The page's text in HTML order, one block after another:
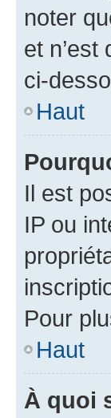
noter
et
ci-
Haut
Il est
IP ou
Pour
Haut
À quoi